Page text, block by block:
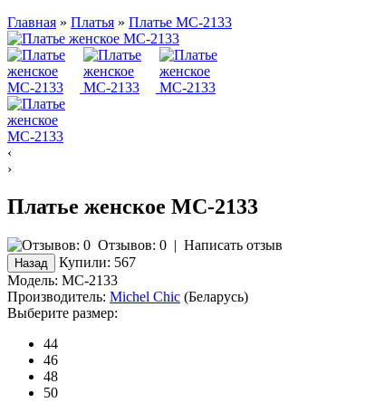
Главная » Платья » Платье MC-2133
‹
›
Платье женское MC-2133
Отзывов: 0 | Написать отзыв
Купили: 567
Модель: MC-2133
Производитель: Michel Chic (Беларусь)
Выберите размер:
44
46
48
50